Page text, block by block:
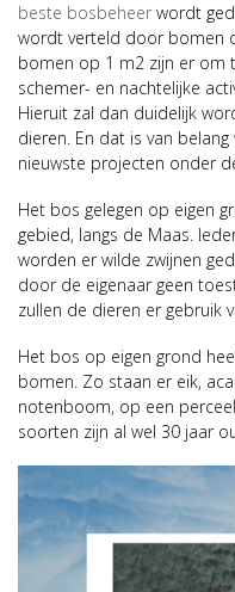
beste bosbeheer wordt
wordt verteld door bomen
bomen op 1 m2 zijn er om
schemer- en nachtelijke
Hieruit zal dan duidelijk
dieren. En dat is van
nieuwste projecten onder
Het bos gelegen op eigen
gebied, langs de Maas.
worden er wilde zwijnen
door de eigenaar geen
zullen de dieren er gebruik
Het bos op eigen grond
bomen. Zo staan er eik,
notenboom, op een
soorten zijn al wel 30 jaar